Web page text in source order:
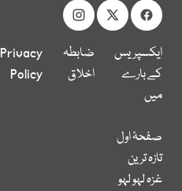
ایکسپریس
کے بارے
میں
ضابطہ
اخلاق
Privacy
Policy
صفحۂ اول
تازہ ترین
غزہ لہو لہو